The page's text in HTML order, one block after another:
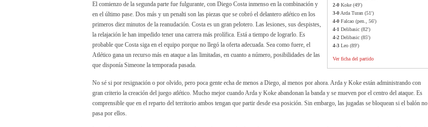
2-0 Koke (49')
3-0 Arda Turan (51')
4-0 Falcao (pen., 56')
4-1 Delibasic (82')
4-2 Delibasic (85')
4-3 Leo (89')
Ver ficha del partido
El comienzo de la segunda parte fue fulgurante, con Diego Costa inmenso en la combinación y
en el último pase. Dos más y un penalti son las piezas que se cobró el delantero atlético en los
primeros diez minutos de la reanudación. Costa es un gran pelotero. Las lesiones, sus despistes,
la relajación le han impedido tener una carrera más prolífica. Está a tiempo de lograrlo. Es
probable que Costa siga en el equipo porque no llegó la oferta adecuada. Sea como fuere, el
Atlético gana un recurso más en ataque a las limitadas, en cuanto a número, posibilidades de las
que disponía Simeone la temporada pasada.
No sé si por resignación o por olvido, pero poca gente echa de menos a Diego, al menos por ahora. Arda y Koke están administrando con
gran criterio la creación del juego atlético. Mucho mejor cuando Arda y Koke abandonan la banda y se mueven por el centro del ataque. Es
comprensible que en el reparto del territorio ambos tengan que partir desde esa posición. Sin embargo, las jugadas se bloquean si el balón no
pasa por ellos.